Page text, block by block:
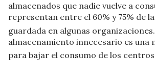
almacenados que nadie vuelve a
representan entre el 60% y 75% de
guardada en algunas organizaciones
almacenamiento innecesario es una
para bajar el consumo de los